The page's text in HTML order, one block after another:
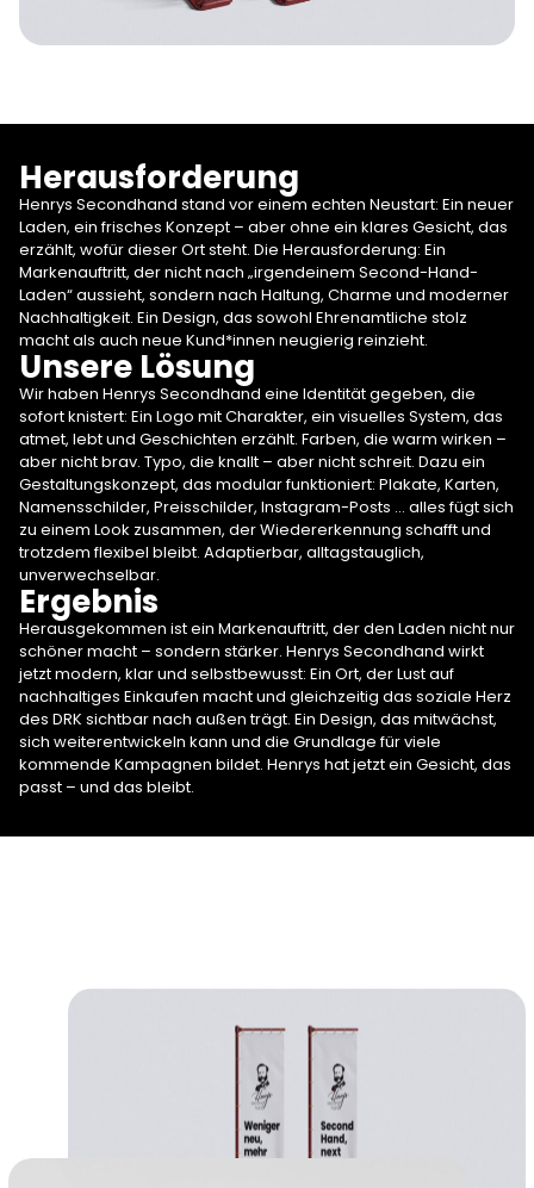
Herausforderung
Henrys Secondhand stand vor einem echten Neustart: Ein neuer
Laden, ein frisches Konzept – aber ohne ein klares Gesicht, das
erzählt, wofür dieser Ort steht. Die Herausforderung: Ein
Markenauftritt, der nicht nach „irgendeinem Second-Hand-
Laden“ aussieht, sondern nach Haltung, Charme und moderner
Nachhaltigkeit. Ein Design, das sowohl Ehrenamtliche stolz
macht als auch neue Kund*innen neugierig reinzieht.
Unsere Lösung
Wir haben Henrys Secondhand eine Identität gegeben, die
sofort knistert: Ein Logo mit Charakter, ein visuelles System, das
atmet, lebt und Geschichten erzählt. Farben, die warm wirken –
aber nicht brav. Typo, die knallt – aber nicht schreit. Dazu ein
Gestaltungskonzept, das modular funktioniert: Plakate, Karten,
Namensschilder, Preisschilder, Instagram-Posts … alles fügt sich
zu einem Look zusammen, der Wiedererkennung schafft und
trotzdem flexibel bleibt. Adaptierbar, alltagstauglich,
unverwechselbar.
Ergebnis
Herausgekommen ist ein Markenauftritt, der den Laden nicht nur
schöner macht – sondern stärker. Henrys Secondhand wirkt
jetzt modern, klar und selbstbewusst: Ein Ort, der Lust auf
nachhaltiges Einkaufen macht und gleichzeitig das soziale Herz
des DRK sichtbar nach außen trägt. Ein Design, das mitwächst,
sich weiterentwickeln kann und die Grundlage für viele
kommende Kampagnen bildet. Henrys hat jetzt ein Gesicht, das
passt – und das bleibt.